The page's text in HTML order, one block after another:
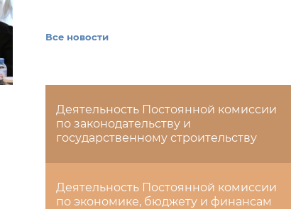
Все новости
Деятельность Постоянной комиссии
по законодательству и
государственному строительству
Деятельность Постоянной комиссии
по экономике, бюджету и финансам